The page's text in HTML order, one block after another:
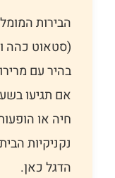
הבירות
(סטאוט כהה
בהיר עם
אם תגיעו
חיה או
נקניקיות
הדגל כאן.